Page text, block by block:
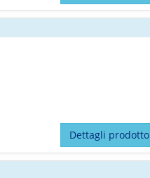
Dettagli prodotto